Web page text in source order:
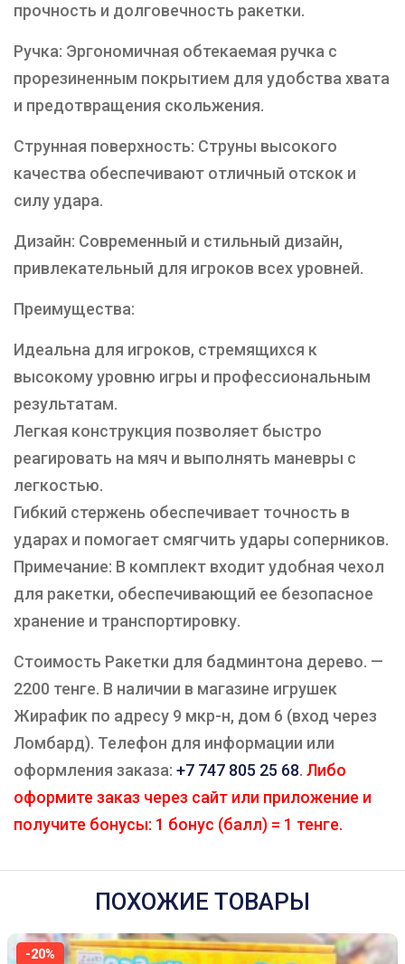
прочность и долговечность ракетки.
Ручка: Эргономичная обтекаемая ручка с
прорезиненным покрытием для удобства хвата
и предотвращения скольжения.
Струнная поверхность: Струны высокого
качества обеспечивают отличный отскок и
силу удара.
Дизайн: Современный и стильный дизайн,
привлекательный для игроков всех уровней.
Преимущества:
Идеальна для игроков, стремящихся к
высокому уровню игры и профессиональным
результатам.
Легкая конструкция позволяет быстро
реагировать на мяч и выполнять маневры с
легкостью.
Гибкий стержень обеспечивает точность в
ударах и помогает смягчить удары соперников.
Примечание: В комплект входит удобная чехол
для ракетки, обеспечивающий ее безопасное
хранение и транспортировку.
Стоимость Ракетки для бадминтона дерево. —
2200 тенге. В наличии в магазине игрушек
Жирафик по адресу 9 мкр-н, дом 6 (вход через
Ломбард). Телефон для информации или
оформления заказа: +7 747 805 25 68. Либо
оформите заказ через сайт или приложение и
получите бонусы: 1 бонус (балл) = 1 тенге.
ПОХОЖИЕ ТОВАРЫ
-20%